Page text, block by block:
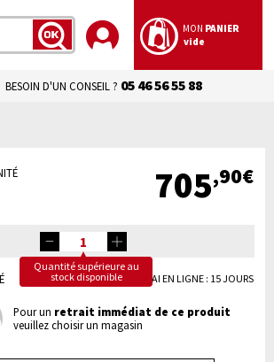
LANCER
MON PANIER
vide
BESOIN D'UN CONSEIL ? 05 46 56 55 88
705,90€
Quantité supérieure au
stock disponible
DÉLAI EN LIGNE : 15 JOURS
Pour un retrait immédiat de ce produit
veuillez choisir un magasin